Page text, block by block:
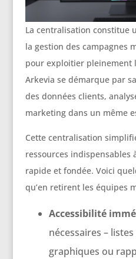
La centralisation constitue
la gestion des campagnes
pour exploitier pleinement
Arkevia se démarque par
des données clients,
marketing dans un même
Cette centralisation
ressources indispensables
rapide et fondée. Voici
qu’en retirent les équipes
Accessibilité
nécessaires –
graphiques ou